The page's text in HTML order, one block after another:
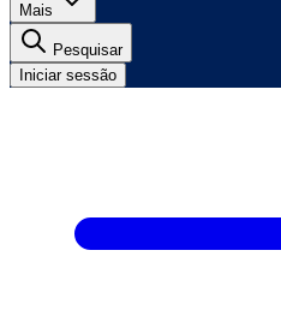
Mais
Pesquisar
Iniciar sessão